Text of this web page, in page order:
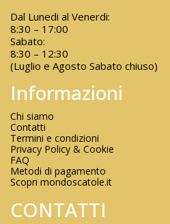
Dal Lunedi al Venerdi:
8:30 – 17:00
Sabato:
8:30 – 12:30
(Luglio e Agosto Sabato chiuso)
Informazioni
Chi siamo
Contatti
Termini e condizioni
Privacy Policy & Cookie
FAQ
Metodi di pagamento
Scopri mondoscatole.it
CONTATTI